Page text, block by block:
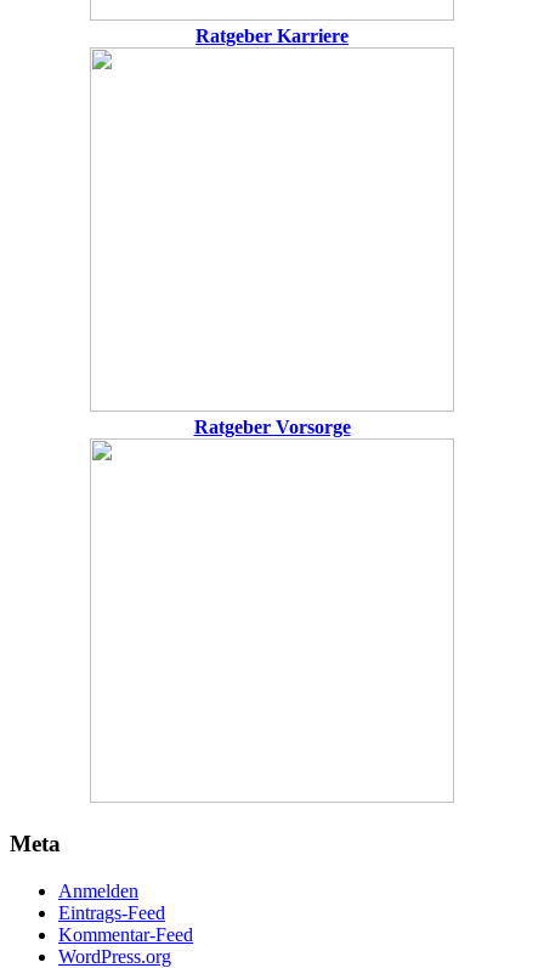
Ratgeber Karriere
Ratgeber Vorsorge
Meta
Anmelden
Eintrags-Feed
Kommentar-Feed
WordPress.org